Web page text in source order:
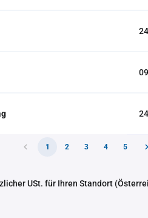
1 2 3 4 5
USt. für Ihren Standort